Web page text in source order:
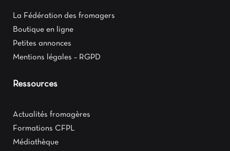
La Fédération des fromagers
Boutique en ligne
Petites annonces
Mentions légales – RGPD
Ressources
Actualités fromagères
Formations CFPL
Médiathèque